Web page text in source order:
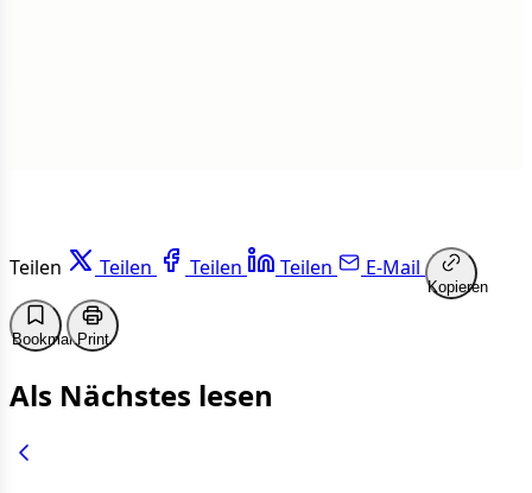
Teilen Teilen Teilen Teilen E-Mail
Kopieren
BookmarkPrint
Als Nächstes lesen